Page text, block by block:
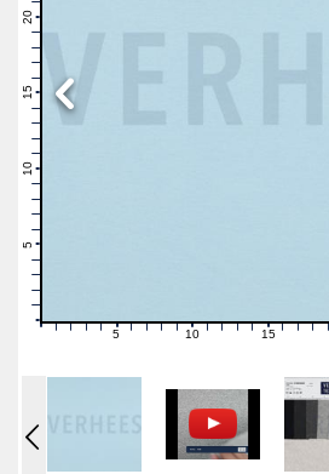
11
16
21
1 2 3 4 6 7 89 11121314 16171819